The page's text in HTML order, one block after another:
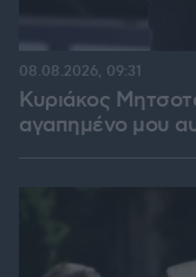
Κυριάκος
αγαπημένο μου
08.08.2026, 09:31